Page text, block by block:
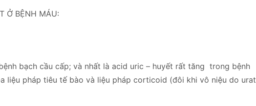
Ở BỆNH MÁU:
bạch cầu cấp; và nhất là acid uric – huyết rất tăng trong bệnh
liệu pháp tiêu tế bào và liệu pháp corticoid (đôi khi vô niệu do urat